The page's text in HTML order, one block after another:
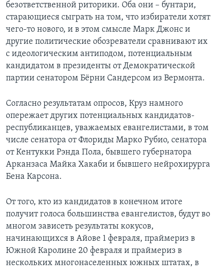
безответственной риторики. Оба они – бунтари,
старающиеся сыграть на том, что избиратели хотят
чего-то нового, и в этом смысле Марк Джонс и
другие политические обозреватели сравнивают их
с идеологическим антиподом, потенциальным
кандидатом в президенты от Демократической
партии сенатором Бёрни Сандерсом из Вермонта.
Согласно результатам опросов, Круз намного
опережает других потенциальных кандидатов-
республиканцев, уважаемых евангелистами, в том
числе сенатора от Флориды Марко Рубио, сенатора
от Кентукки Рэнда Пола, бывшего губернатора
Арканзаса Майка Хакаби и бывшего нейрохирурга
Бена Карсона.
От того, кто из кандидатов в конечном итоге
получит голоса большинства евангелистов, будут во
многом зависеть результаты кокусов,
начинающихся в Айове 1 февраля, праймериз в
Южной Каролине 20 февраля и праймериз в
нескольких многонаселенных южных штатах, в